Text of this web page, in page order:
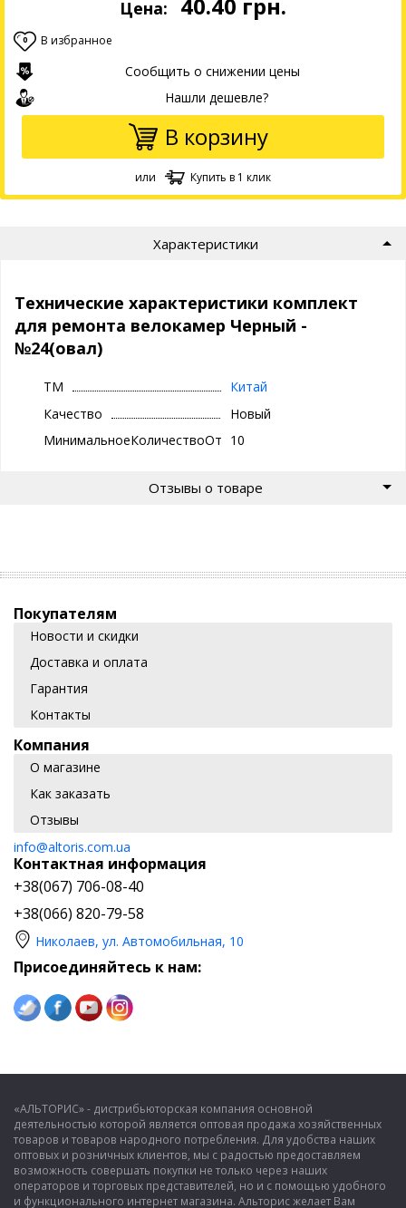
Цена:
0 В избранное
Сообщить о снижении цены
Нашли дешевле?
В корзину
или Купить в 1 клик
Характеристики
Технические характеристики комплект
для ремонта велокамер Черный -
№24(овал)
ТМ
Китай
Качество
Новый
МинимальноеКоличествоОтгрузки
10
Отзывы о товаре
Покупателям
Новости и скидки
Доставка и оплата
Гарантия
Контакты
Компания
О магазине
Как заказать
Отзывы
info@altoris.com.ua
Контактная информация
+38(067) 706-08-40
+38(066) 820-79-58
Николаев, ул. Автомобильная, 10
Присоединяйтесь к нам:
«АЛЬТОРИС» - дистрибьюторская компания основной
деятельностью которой является оптовая продажа хозяйственных
товаров и товаров народного потребления. Для удобства наших
оптовых и розничных клиентов, мы с радостью предоставляем
возможность совершать покупки не только через наших
операторов и торговых представителей, но и с помощью удобного
и функционального интернет магазина. Альторис желает Вам